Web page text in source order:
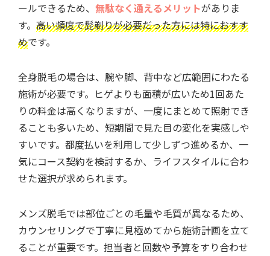
ールできるため、 無駄なく通えるメリットがありま
す。 高い頻度で髭剃りが必要だった方には特におすす
めです。
全身脱毛の場合は、腕や脚、背中など広範囲にわたる
施術が必要です。ヒゲよりも面積が広いため1回あた
りの料金は高くなりますが、一度にまとめて照射でき
ることも多いため、短期間で見た目の変化を実感しや
すいです。都度払いを利用して少しずつ進めるか、一
気にコース契約を検討するか、ライフスタイルに合わ
せた選択が求められます。
メンズ脱毛では部位ごとの毛量や毛質が異なるため、
カウンセリングで丁寧に見極めてから施術計画を立て
ることが重要です。担当者と回数や予算をすり合わせ